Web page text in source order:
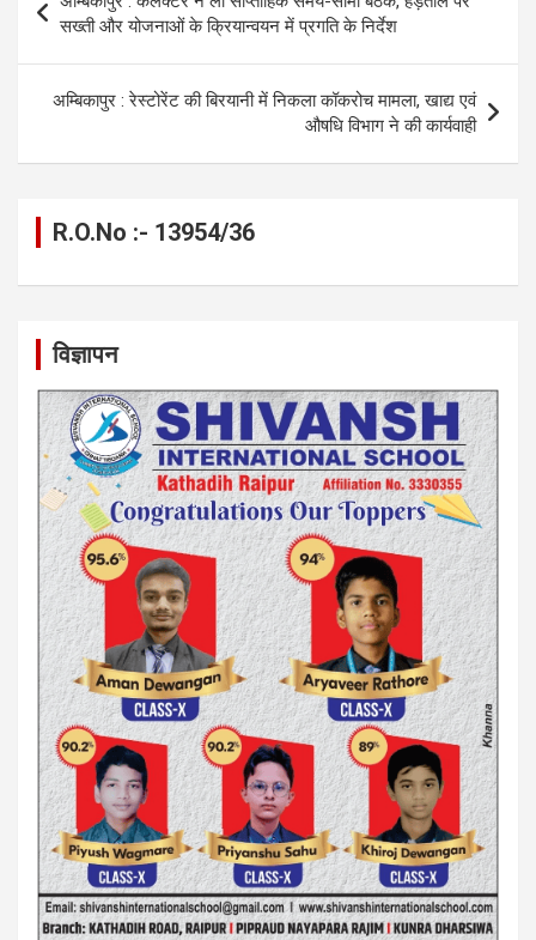
o
k
er p
p
m
k
navigation
सख्ती और योजनाओं के क्रियान्वयन में प्रगति के निर्देश
अम्बिकापुर : रेस्टोरेंट की बिरयानी में निकला कॉकरोच मामला, खाद्य एवं
औषधि विभाग ने की कार्यवाही
R.O.No :- 13954/36
विज्ञापन